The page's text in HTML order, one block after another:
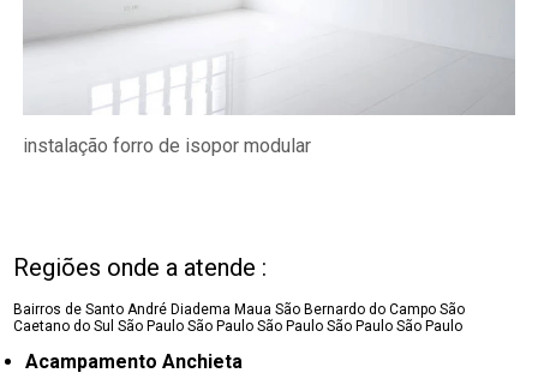
instalação forro de isopor modular
Regiões onde a atende :
Bairros de Santo André Diadema Maua São Bernardo do Campo São
Caetano do SulSão Paulo São Paulo São Paulo São Paulo São Paulo
Acampamento Anchieta